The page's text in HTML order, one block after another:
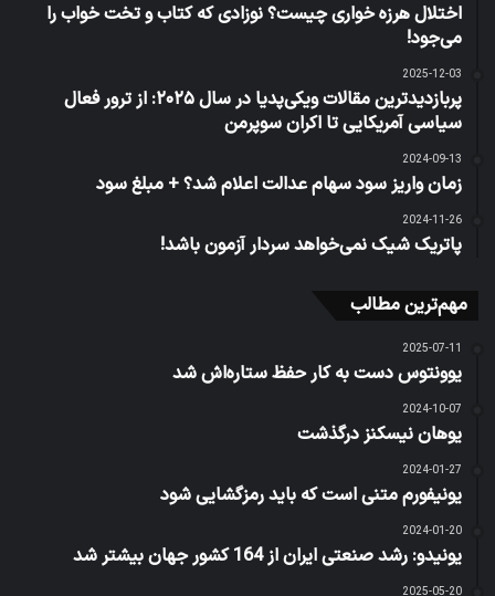
اختلال هرزه خواری چیست؟ نوزادی که کتاب و تخت خواب را
می‌جود!
2025-12-03
پربازدیدترین مقالات ویکی‌پدیا در سال ۲۰۲۵: از ترور فعال
سیاسی آمریکایی تا اکران سوپرمن
2024-09-13
زمان واریز سود سهام عدالت اعلام شد؟ + مبلغ سود
2024-11-26
پاتریک شیک نمی‌خواهد سردار آزمون باشد!
مهم‌ترین مطالب
2025-07-11
یوونتوس دست به کار حفظ ستاره‌اش شد
2024-10-07
یوهان نیسکنز درگذشت
2024-01-27
یونیفورم متنی است که باید رمزگشایی شود
2024-01-20
یونیدو: رشد صنعتی ایران از 164 کشور جهان بیشتر شد
2025-05-20